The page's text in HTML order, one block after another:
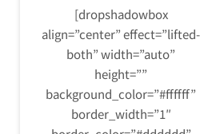
[dropshadowbox
align=”center” effect=”lifted-
both” width=”auto”
height=””
background_color=”#ffffff”
border_width=”1″